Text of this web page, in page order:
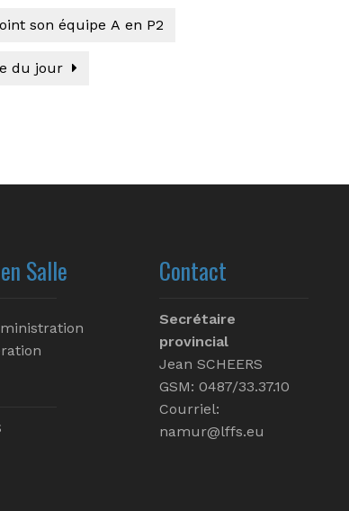
son équipe A en P2
du jour
Salle Contact
Secrétaire
provincial
Jean SCHEERS
GSM: 0487/33.37.10
Courriel:
namur@lffs.eu